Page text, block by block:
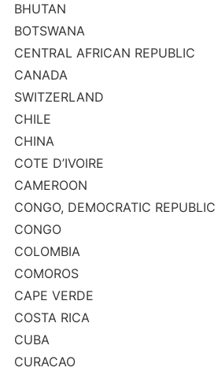
BHUTAN
BOTSWANA
CENTRAL AFRICAN REPUBLIC
CANADA
SWITZERLAND
CHILE
CHINA
COTE D’IVOIRE
CAMEROON
CONGO, DEMOCRATIC
CONGO
COLOMBIA
COMOROS
CAPE VERDE
COSTA RICA
CUBA
CURACAO